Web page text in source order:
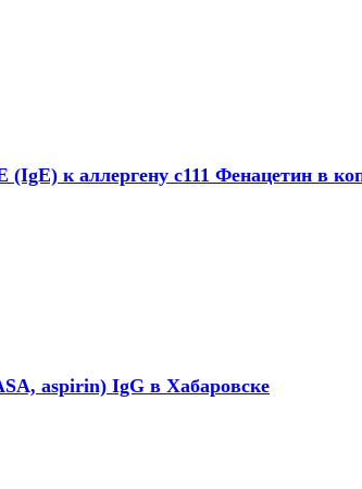
к аллергену с111 Фенацетин в
aspirin) IgG в Хабаровске